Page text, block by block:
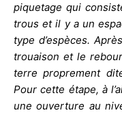
piquetage qui
trous et il y a un
type d’espèces.
trouaison et le
terre proprement
Pour cette étape, à
une ouverture au